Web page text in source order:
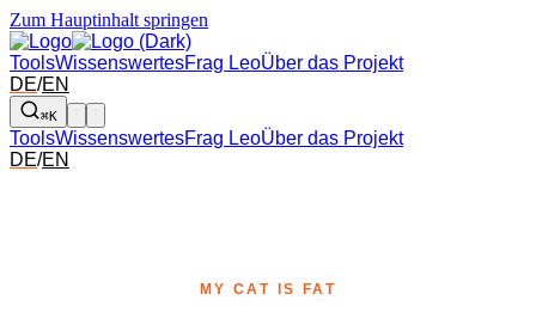
Zum Hauptinhalt springen
ToolsWissenswertesFrag LeoÜber das Projekt
DE/EN
⌘K
ToolsWissenswertesFrag LeoÜber das Projekt
DE/EN
MY CAT IS FAT